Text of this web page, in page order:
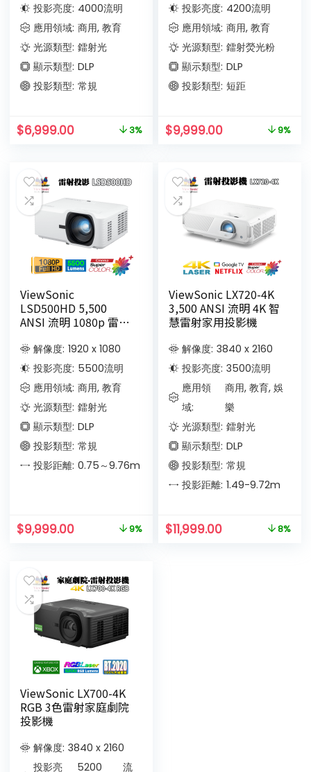
投影亮度: 4000流明
應用領域: 商用, 教育
光源類型: 鐳射光
顯示類型: DLP
投影類型: 常規
$6,999.00 3%
投影亮度: 4200流明
應用領域: 商用, 教育
光源類型: 鐳射熒光粉
顯示類型: DLP
投影類型: 短距
$9,999.00 9%
ViewSonic
LSD500HD 5,500
ANSI 流明 1080p 雷射
解像度: 1920 x 1080
投影亮度: 5500流明
應用領域: 商用, 教育
光源類型: 鐳射光
顯示類型: DLP
投影類型: 常規
投影距離: 0.75～9.76m
$9,999.00 9%
ViewSonic LX720-4K
3,500 ANSI 流明 4K 智
慧雷射家用投影機
解像度: 3840 x 2160
投影亮度: 3500流明
應用領
域:
商用, 教育, 娛
樂
光源類型: 鐳射光
顯示類型: DLP
投影類型: 常規
投影距離: 1.49-9.72m
$11,999.00 8%
ViewSonic LX700-4K
RGB 3色雷射家庭劇院
投影機
解像度: 3840 x 2160
投影亮
5200 流